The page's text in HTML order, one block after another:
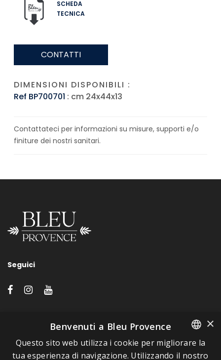
SCHEDA
TECNICA
CONTATTI
DIMENSIONI DISPONIBILI :
Ref BP700701 : cm 24x44x13
Contattateci per informazioni su misure, supporti e/o
finiture dei nostri sanitari.
Seguici
A proposito di Bleu Provence
FRENCH
×
Benvenuti a Bleu Provence
Questo sito web utilizza i cookie per migliorare la
tua esperienza di navigazione. Utilizzando il nostro